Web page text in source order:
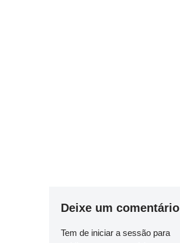
Deixe um comentário
Tem de iniciar a sessão para